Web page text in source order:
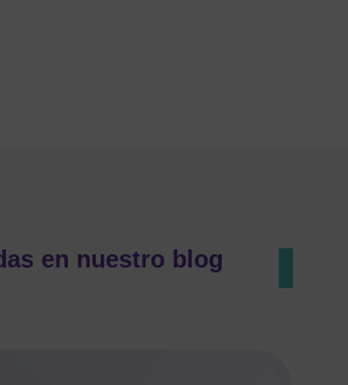
en nuestro blog